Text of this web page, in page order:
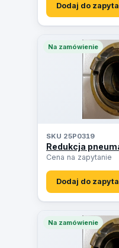
Dodaj do
Na zamówienie
SKU 25P0319
Redukcja
Cena na zapytanie
Dodaj do
Na zamówienie